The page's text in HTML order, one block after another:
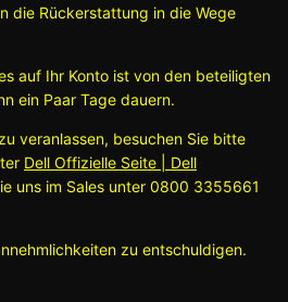
die Rückerstattung in die Wege
auf Ihr Konto ist von den beteiligten
ein Paar Tage dauern.
veranlassen, besuchen Sie bitte
Dell Offizielle Seite | Dell
uns im Sales unter 0800 3355661
zu entschuldigen.